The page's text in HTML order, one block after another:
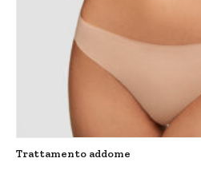
Trattamento addome